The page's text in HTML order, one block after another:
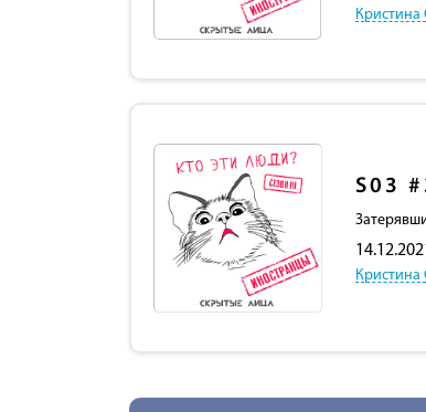
Кристина
S03
Кристина